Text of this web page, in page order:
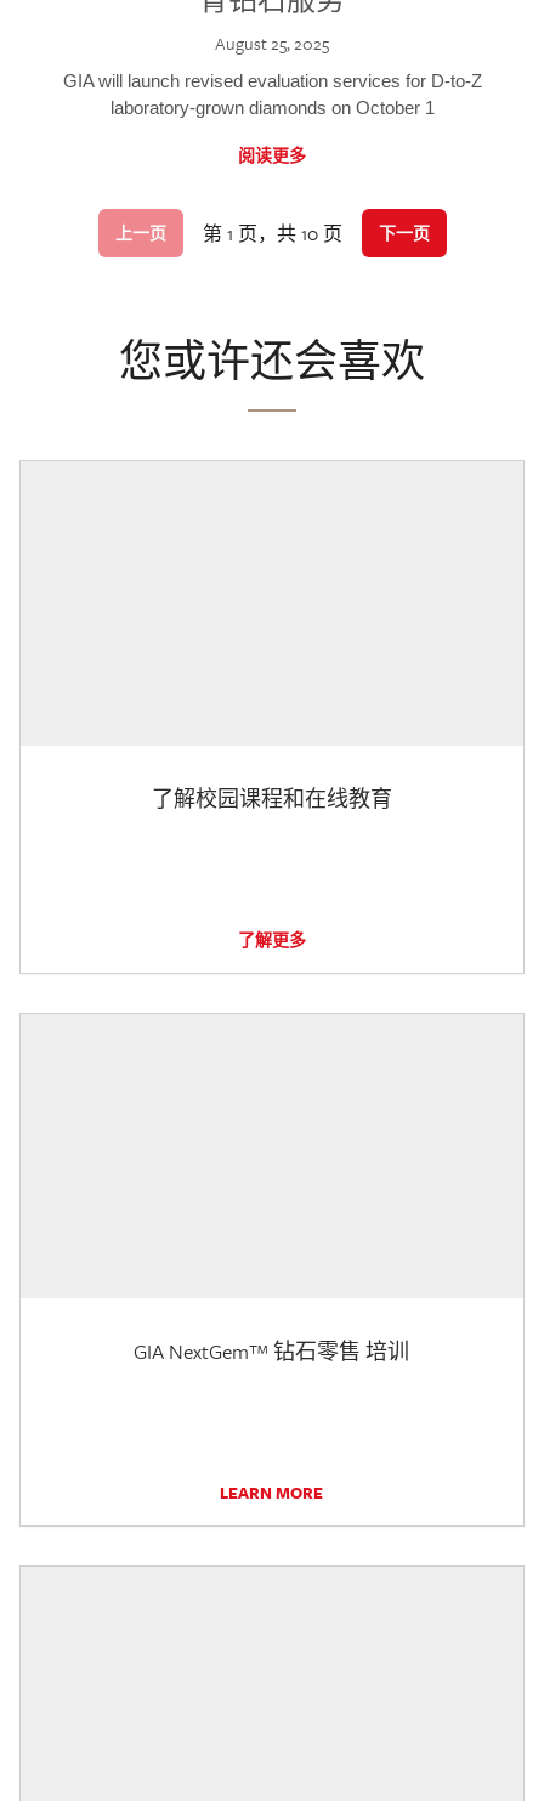
August 25, 2025
GIA will launch revised evaluation services for D-to-Z
laboratory-grown diamonds on October 1
阅读更多
上一页 第 1 页，共 10 页 下一页
您或许还会喜欢
了解校园课程和在线教育
了解更多
GIA NextGem™ 钻石零售 培训
LEARN MORE